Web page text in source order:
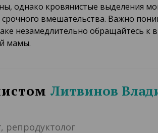
однако кровянистые выделения
вмешательства. Важно
незамедлительно обращайтесь к
мамы.
Литвинов
репродуктолог